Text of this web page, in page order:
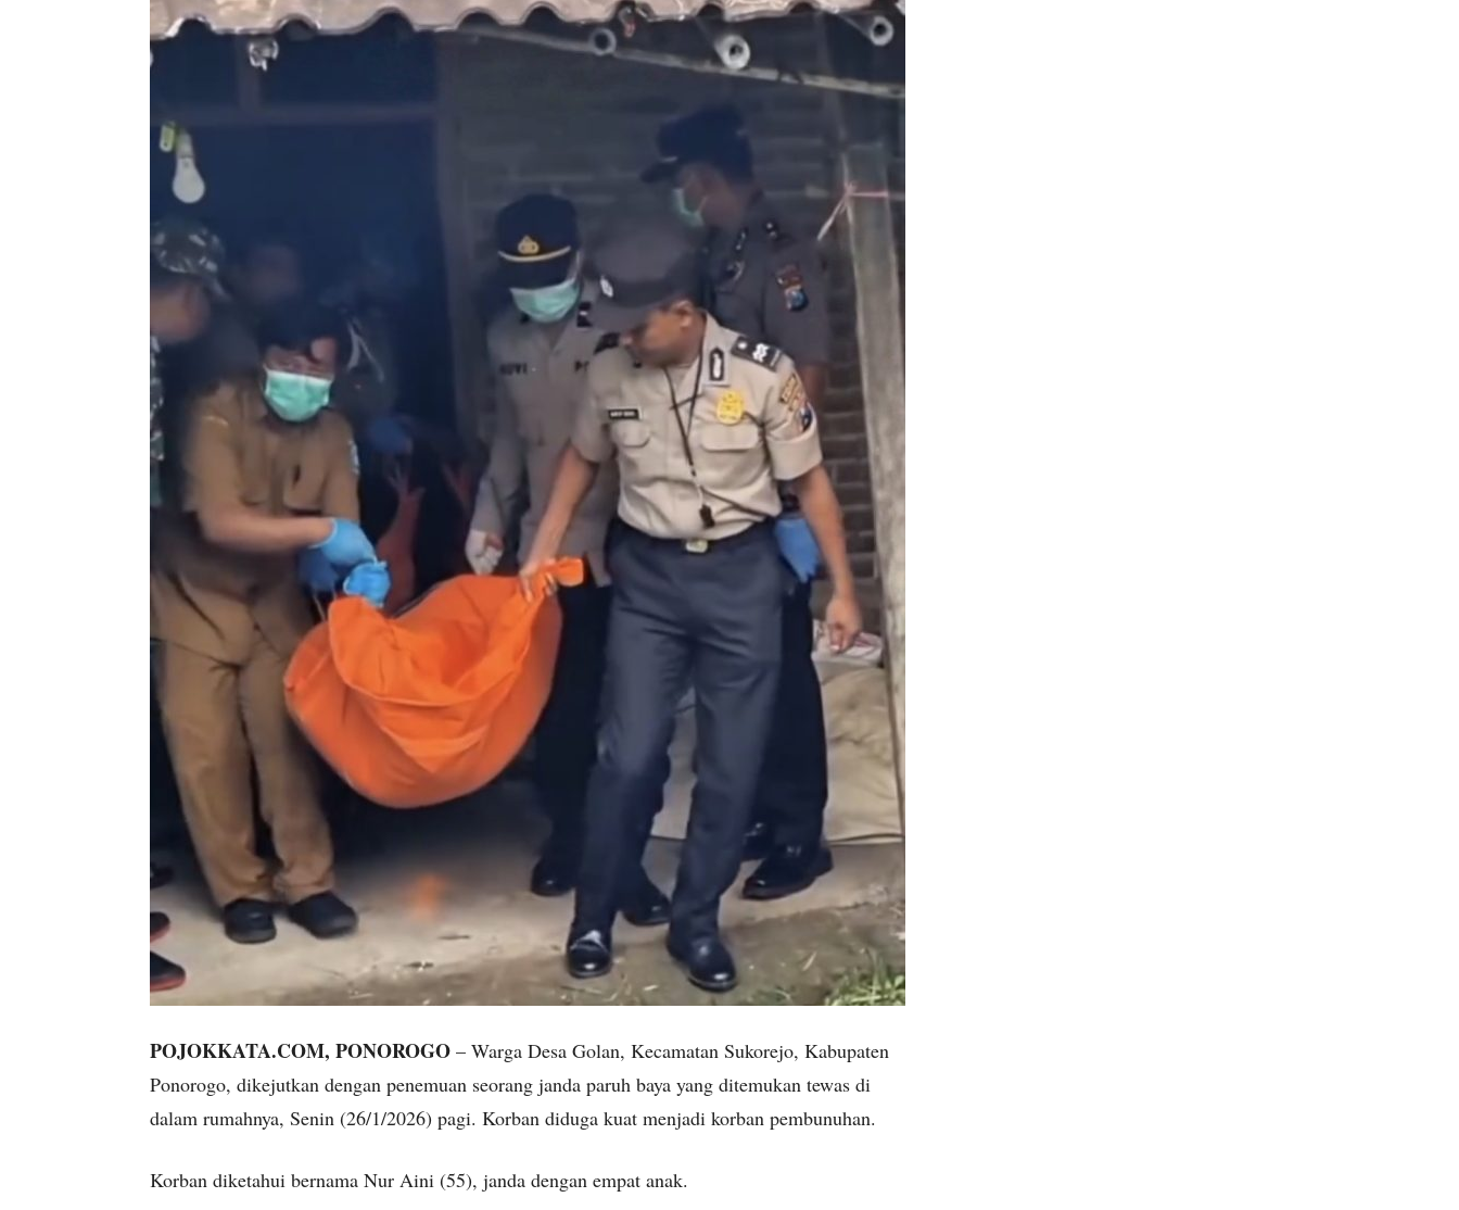
POJOKKATA.COM, PONOROGO – Warga Desa Golan, Kecamatan Sukorejo, Kabupaten
Ponorogo, dikejutkan dengan penemuan seorang janda paruh baya yang ditemukan tewas di
dalam rumahnya, Senin (26/1/2026) pagi. Korban diduga kuat menjadi korban pembunuhan.
Korban diketahui bernama Nur Aini (55), janda dengan empat anak.